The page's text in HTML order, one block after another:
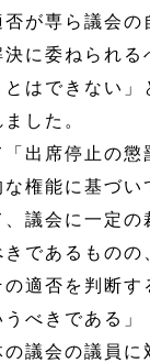
が専ら議会の
決に委ねられる
とはできない」
した。
出席停止の懲
権能に基づい
、議会に一定の
であるものの
の適否を判断す
うべきである」
議会の議員に